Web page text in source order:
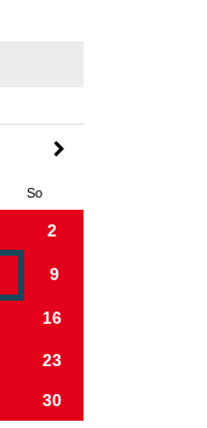
So
2
9
16
23
30